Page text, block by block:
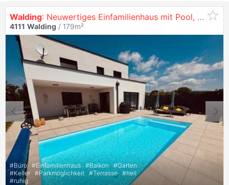
Walding: Neuwertiges Einfamilienhaus mit Pool, Großem Grundstück und Hochwertiger Ausstattung
4111 Walding / 179m²
#Büro #Einfamilienhaus #Balkon #Garten
#Keller #Parkmöglichkeit #Terrasse #hell
#ruhig